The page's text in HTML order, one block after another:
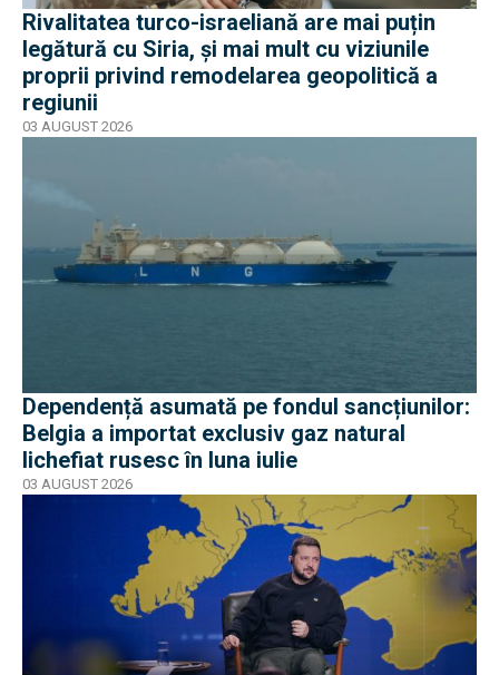
Rivalitatea turco-israeliană are mai puțin
legătură cu Siria, și mai mult cu viziunile
proprii privind remodelarea geopolitică a
regiunii
03 AUGUST 2026
Dependență asumată pe fondul sancțiunilor:
Belgia a importat exclusiv gaz natural
lichefiat rusesc în luna iulie
03 AUGUST 2026